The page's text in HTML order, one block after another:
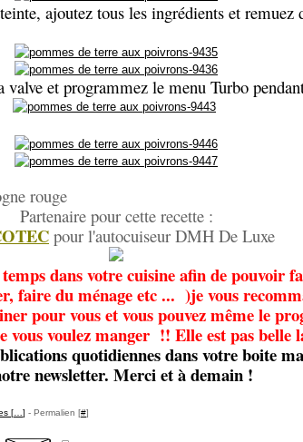
ajoutez tous les ingrédients et remuez
valve et programmez le menu Turbo
rouge
Partenaire pour cette recette :
pour l'autocuiseur DMH De Luxe
dans votre cuisine afin de pouvoir
faire du ménage etc ... )je vous
pour vous et vous pouvez même le
vous voulez manger !! Elle est pas belle
quotidiennes dans votre boite
newsletter. Merci et à demain !
[ ] - Permalien [#]